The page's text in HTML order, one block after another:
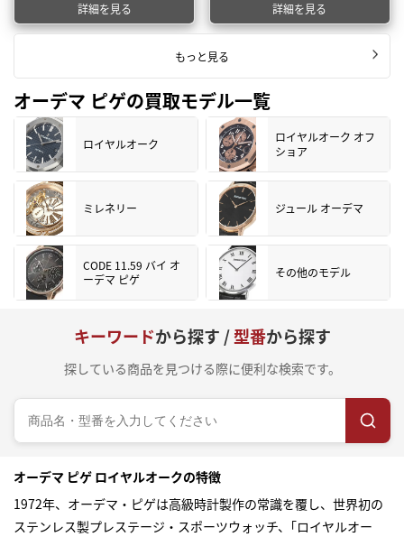
詳細を見る 詳細を見る
もっと見る
オーデマ ピゲの買取モデル一覧
ロイヤルオーク
ロイヤルオーク オフ
ショア
ミレネリー ジュール オーデマ
CODE 11.59 バイ オ
ーデマ ピゲ
その他のモデル
キーワードから探す /型番から探す
探している商品を見つける際に便利な検索です。
オーデマ ピゲ ロイヤルオークの特徴
1972年、オーデマ・ピゲは高級時計製作の常識を覆し、世界初の
ステンレス製プレステージ・スポーツウォッチ、｢ロイヤルオー